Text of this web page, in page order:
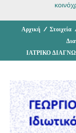
Αρχική / Στοιχεία
ΙΑΤΡΙΚΟ